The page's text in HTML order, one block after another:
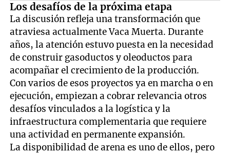
Los desafíos de la próxima etapa
La discusión refleja una transformación que
atraviesa actualmente Vaca Muerta. Durante
años, la atención estuvo puesta en la necesidad
de construir gasoductos y oleoductos para
acompañar el crecimiento de la producción.
Con varios de esos proyectos ya en marcha o en
ejecución, empiezan a cobrar relevancia otros
desafíos vinculados a la logística y la
infraestructura complementaria que requiere
una actividad en permanente expansión.
La disponibilidad de arena es uno de ellos, pero